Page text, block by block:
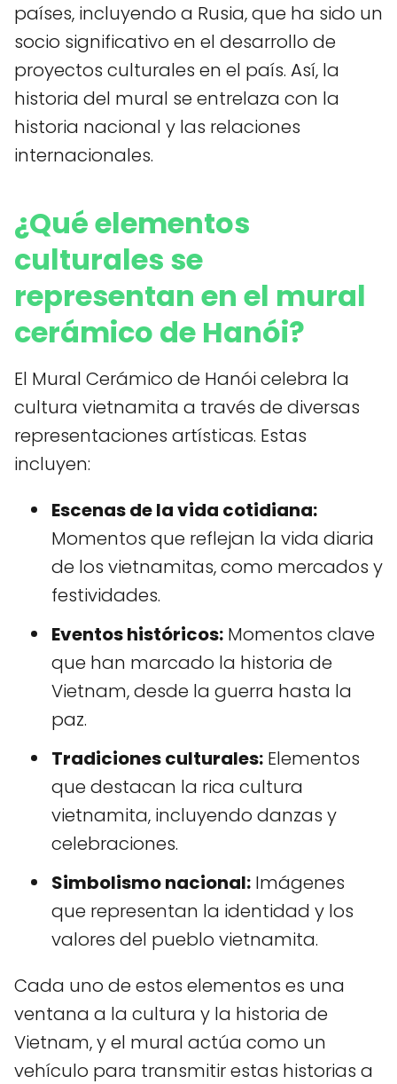
países, incluyendo a Rusia, que ha sido un
socio significativo en el desarrollo de
proyectos culturales en el país. Así, la
historia del mural se entrelaza con la
historia nacional y las relaciones
internacionales.
¿Qué elementos
culturales se
representan en el mural
cerámico de Hanói?
El Mural Cerámico de Hanói celebra la
cultura vietnamita a través de diversas
representaciones artísticas. Estas
incluyen:
Escenas de la vida cotidiana:
Momentos que reflejan la vida diaria
de los vietnamitas, como mercados y
festividades.
Eventos históricos: Momentos clave
que han marcado la historia de
Vietnam, desde la guerra hasta la
paz.
Tradiciones culturales: Elementos
que destacan la rica cultura
vietnamita, incluyendo danzas y
celebraciones.
Simbolismo nacional: Imágenes
que representan la identidad y los
valores del pueblo vietnamita.
Cada uno de estos elementos es una
ventana a la cultura y la historia de
Vietnam, y el mural actúa como un
vehículo para transmitir estas historias a